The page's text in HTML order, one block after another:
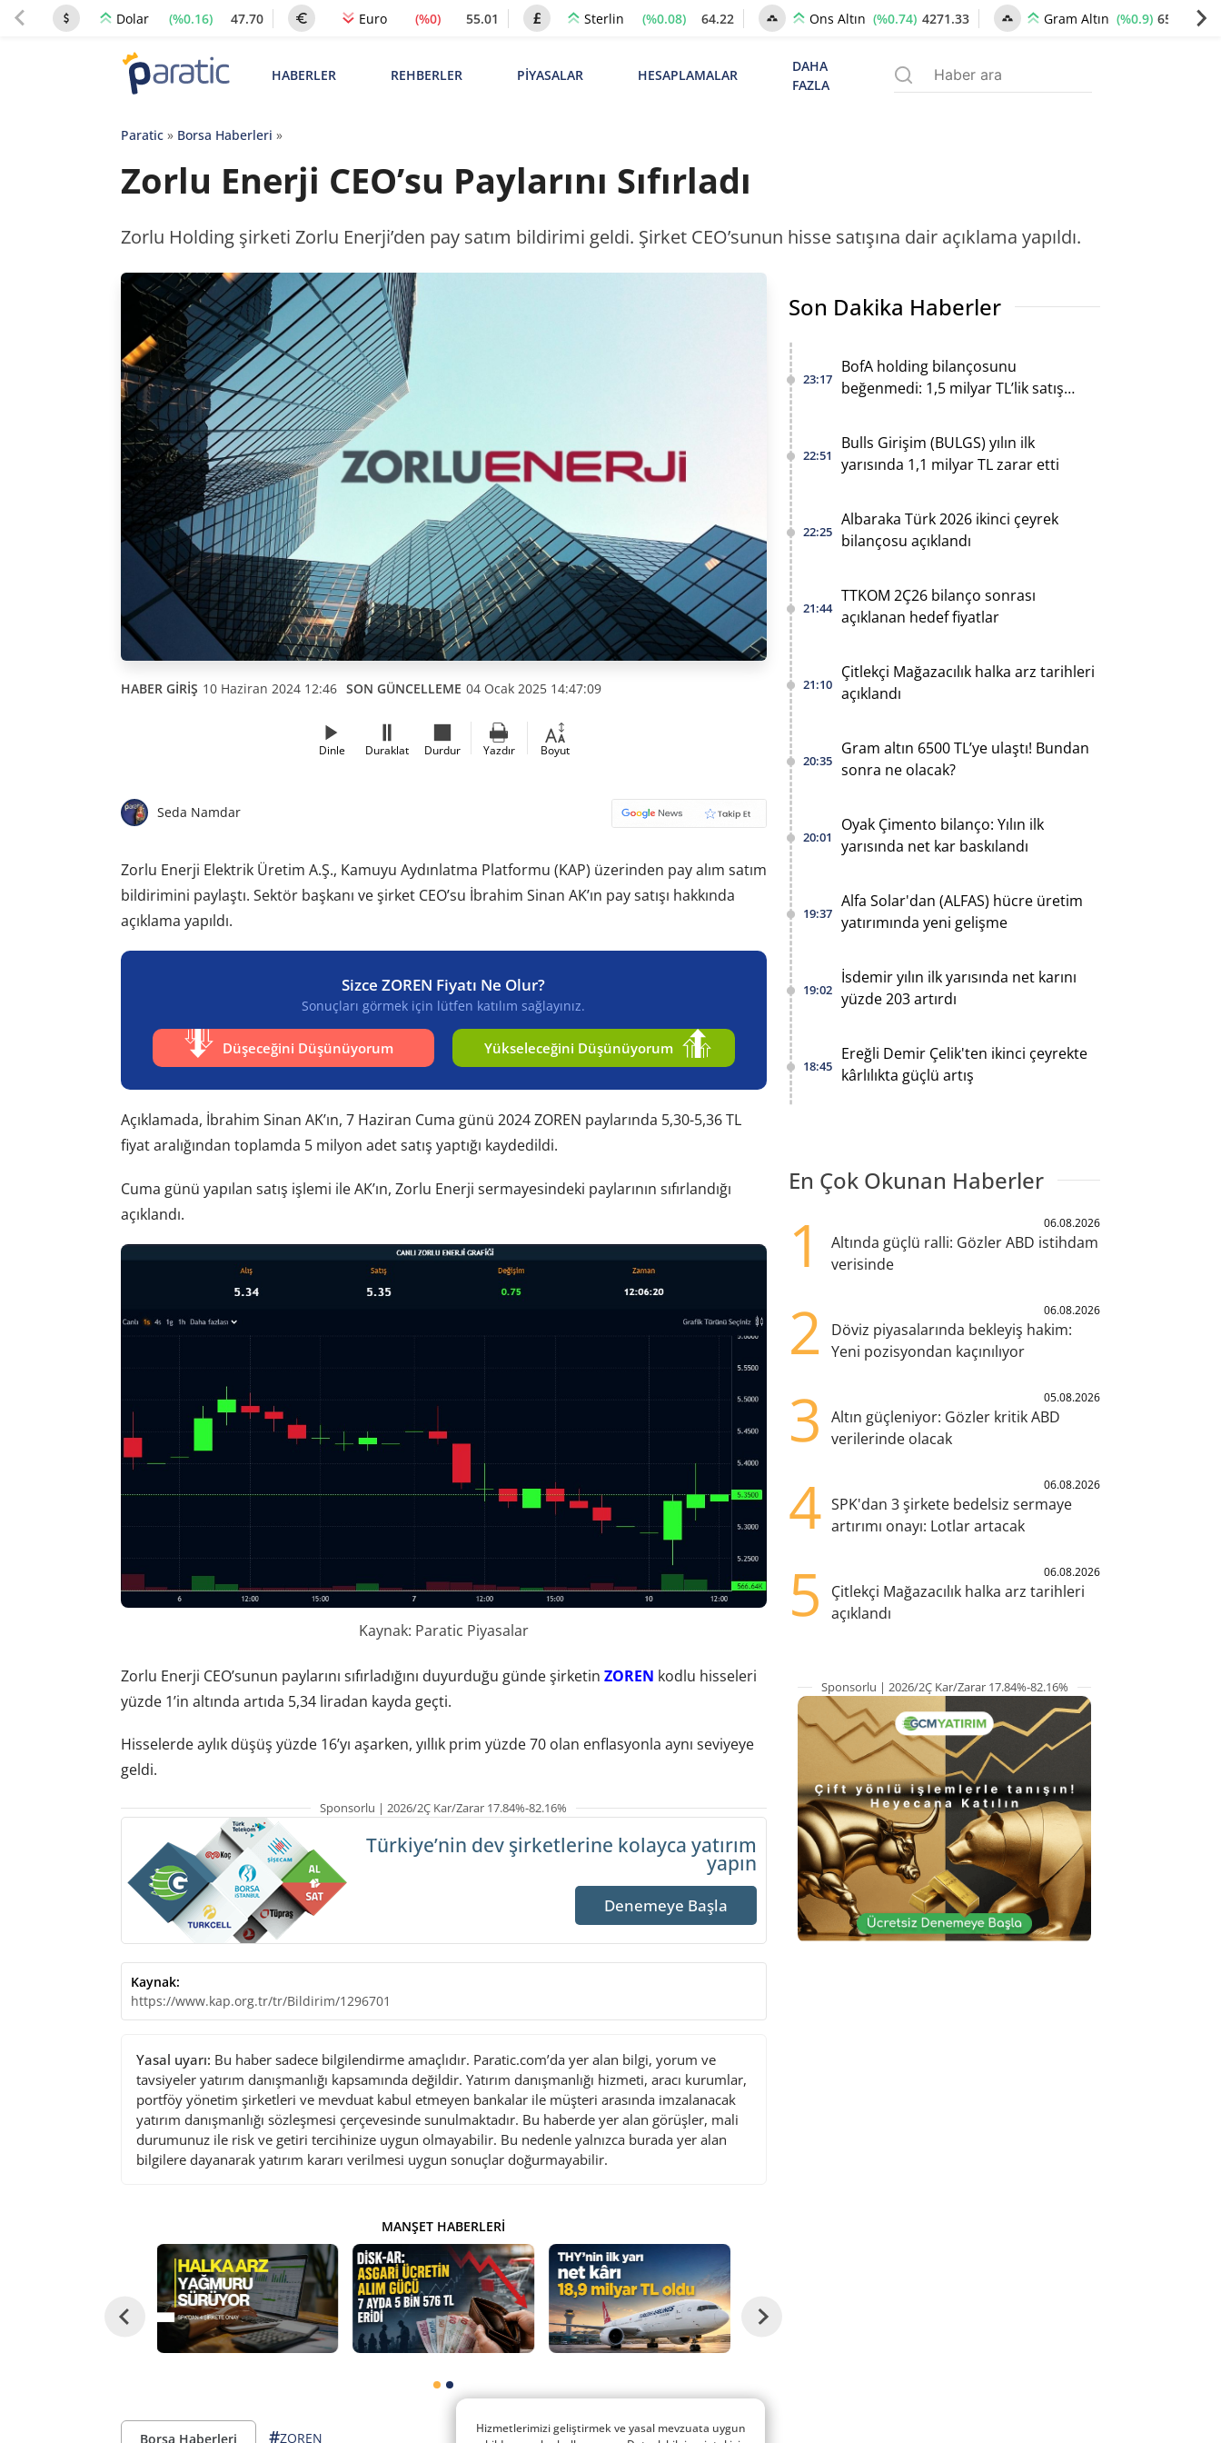
Dolar (%0.16) 47.70 Euro (%0) 55.01 Sterlin (%0.08) 64.22 Ons Altın (%0.74) 4271.33 Gram Altın (%0.9) 6550.72
HABERLER REHBERLER PİYASALAR HESAPLAMALAR
DAHA
FAZLA
Paratic» Borsa Haberleri »
Zorlu Enerji CEO’su Paylarını Sıfırladı
Zorlu Holding şirketi Zorlu Enerji’den pay satım bildirimi geldi. Şirket CEO’sunun hisse satışına dair açıklama yapıldı.
HABER GİRİŞ 10 Haziran 2024 12:46 SON GÜNCELLEME 04 Ocak 2025 14:47:09
Dinle Duraklat Durdur Yazdır Boyut
Seda Namdar
Zorlu Enerji Elektrik Üretim A.Ş., Kamuyu Aydınlatma Platformu (KAP) üzerinden pay alım satım
bildirimini paylaştı. Sektör başkanı ve şirket CEO’su İbrahim Sinan AK’ın pay satışı hakkında
açıklama yapıldı.
Sizce ZOREN Fiyatı Ne Olur?
Sonuçları görmek için lütfen katılım sağlayınız.
Düşeceğini Düşünüyorum Yükseleceğini Düşünüyorum
Açıklamada, İbrahim Sinan AK’ın, 7 Haziran Cuma günü 2024 ZOREN paylarında 5,30-5,36 TL
fiyat aralığından toplamda 5 milyon adet satış yaptığı kaydedildi.
Cuma günü yapılan satış işlemi ile AK’ın, Zorlu Enerji sermayesindeki paylarının sıfırlandığı
açıklandı.
Kaynak: Paratic Piyasalar
Zorlu Enerji CEO’sunun paylarını sıfırladığını duyurduğu günde şirketin ZOREN kodlu hisseleri
yüzde 1’in altında artıda 5,34 liradan kayda geçti.
Hisselerde aylık düşüş yüzde 16’yı aşarken, yıllık prim yüzde 70 olan enflasyonla aynı seviyeye
geldi.
Sponsorlu | 2026/2Ç Kar/Zarar 17.84%-82.16%
Türkiye’nin dev şirketlerine kolayca yatırım
yapın
Denemeye Başla
Kaynak:
https://www.kap.org.tr/tr/Bildirim/1296701
Yasal uyarı: Bu haber sadece bilgilendirme amaçlıdır. Paratic.com’da yer alan bilgi, yorum ve
tavsiyeler yatırım danışmanlığı kapsamında değildir. Yatırım danışmanlığı hizmeti, aracı kurumlar,
portföy yönetim şirketleri ve mevduat kabul etmeyen bankalar ile müşteri arasında imzalanacak
yatırım danışmanlığı sözleşmesi çerçevesinde sunulmaktadır. Bu haberde yer alan görüşler, mali
durumunuz ile risk ve getiri tercihinize uygun olmayabilir. Bu nedenle yalnızca burada yer alan
bilgilere dayanarak yatırım kararı verilmesi uygun sonuçlar doğurmayabilir.
MANŞET HABERLERI
Borsa Haberleri #ZOREN
Son Dakika Haberler
23:17
BofA holding bilançosunu
beğenmedi: 1,5 milyar TL’lik satış
22:51
Bulls Girişim (BULGS) yılın ilk
yarısında 1,1 milyar TL zarar etti
22:25
Albaraka Türk 2026 ikinci çeyrek
bilançosu açıklandı
21:44
TTKOM 2Ç26 bilanço sonrası
açıklanan hedef fiyatlar
21:10
Çitlekçi Mağazacılık halka arz tarihleri
açıklandı
20:35
Gram altın 6500 TL’ye ulaştı! Bundan
sonra ne olacak?
20:01
Oyak Çimento bilanço: Yılın ilk
yarısında net kar baskılandı
19:37
Alfa Solar'dan (ALFAS) hücre üretim
yatırımında yeni gelişme
19:02
İsdemir yılın ilk yarısında net karını
yüzde 203 artırdı
18:45
Ereğli Demir Çelik'ten ikinci çeyrekte
kârlılıkta güçlü artış
En Çok Okunan Haberler
1 06.08.2026
Altında güçlü ralli: Gözler ABD istihdam
verisinde
2 06.08.2026
Döviz piyasalarında bekleyiş hakim:
Yeni pozisyondan kaçınılıyor
3 05.08.2026
Altın güçleniyor: Gözler kritik ABD
verilerinde olacak
4 06.08.2026
SPK'dan 3 şirkete bedelsiz sermaye
artırımı onayı: Lotlar artacak
5 06.08.2026
Çitlekçi Mağazacılık halka arz tarihleri
açıklandı
Sponsorlu | 2026/2Ç Kar/Zarar 17.84%-82.16%
Hizmetlerimizi geliştirmek ve yasal mevzuata uygun